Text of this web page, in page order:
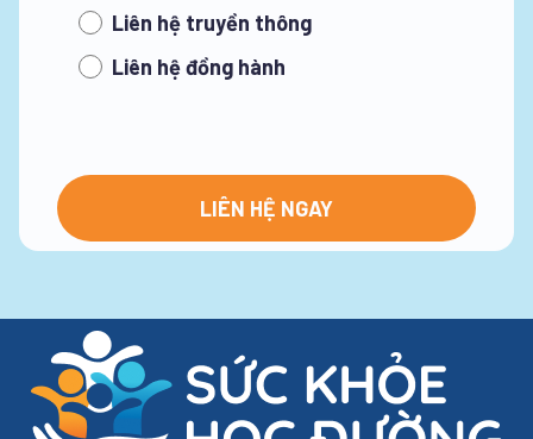
Liên hệ truyền thông
Liên hệ đồng hành